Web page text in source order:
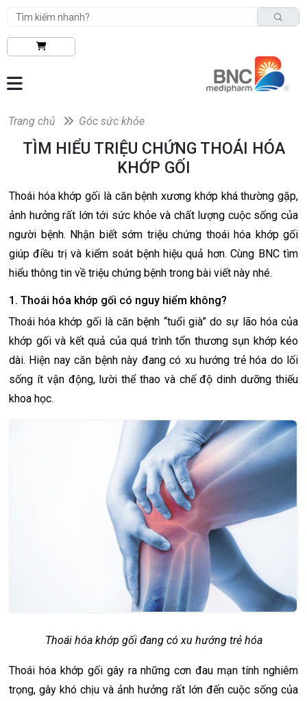
Trang chủ Góc sức khỏe
TÌM HIỂU TRIỆU CHỨNG THOÁI HÓA
KHỚP GỐI
Thoái hóa khớp gối là căn bệnh xương khớp khá thường gặp,
ảnh hưởng rất lớn tới sức khỏe và chất lượng cuộc sống của
người bệnh. Nhận biết sớm triệu chứng thoái hóa khớp gối
giúp điều trị và kiểm soát bệnh hiệu quả hơn. Cùng BNC tìm
hiểu thông tin về triệu chứng bệnh trong bài viết này nhé.
1. Thoái hóa khớp gối có nguy hiểm không?
Thoái hóa khớp gối là căn bệnh “tuổi già” do sự lão hóa của
khớp gối và kết quả của quá trình tổn thương sụn khớp kéo
dài. Hiện nay căn bệnh này đang có xu hướng trẻ hóa do lối
sống ít vận động, lười thể thao và chế độ dinh dưỡng thiếu
khoa học.
Thoái hóa khớp gối đang có xu hướng trẻ hóa
Thoái hóa khớp gối gây ra những cơn đau mạn tính nghiêm
trọng, gây khó chịu và ảnh hưởng rất lớn đến cuộc sống của